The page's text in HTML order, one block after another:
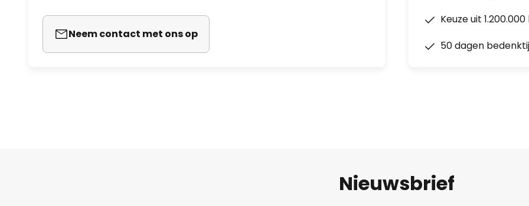
Neem contact met ons op
Keuze uit
50 dagen
Nieuwsbrief